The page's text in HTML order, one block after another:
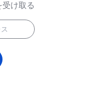
受け取る